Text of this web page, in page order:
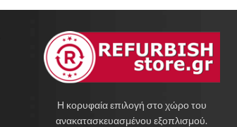
Η κορυφαία επιλογή στο χώρο του
ανακατασκευασμένου εξοπλισμού.